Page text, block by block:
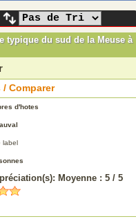
typique du sud de la Meuse à
Comparer
d'hotes
label
Moyenne : 5 / 5